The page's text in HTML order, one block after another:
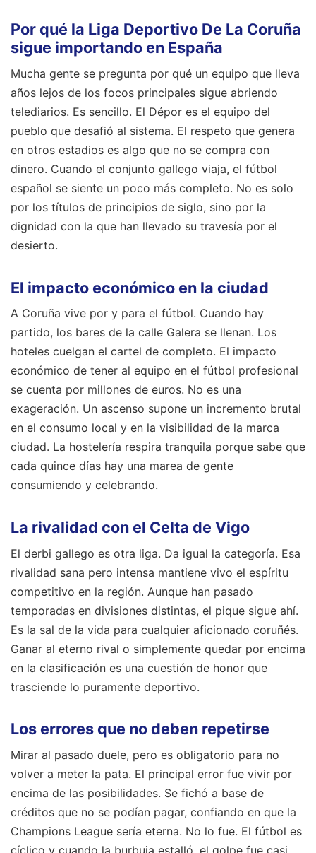
Por qué la Liga Deportivo De La Coruña
sigue importando en España
Mucha gente se pregunta por qué un equipo que lleva
años lejos de los focos principales sigue abriendo
telediarios. Es sencillo. El Dépor es el equipo del
pueblo que desafió al sistema. El respeto que genera
en otros estadios es algo que no se compra con
dinero. Cuando el conjunto gallego viaja, el fútbol
español se siente un poco más completo. No es solo
por los títulos de principios de siglo, sino por la
dignidad con la que han llevado su travesía por el
desierto.
El impacto económico en la ciudad
A Coruña vive por y para el fútbol. Cuando hay
partido, los bares de la calle Galera se llenan. Los
hoteles cuelgan el cartel de completo. El impacto
económico de tener al equipo en el fútbol profesional
se cuenta por millones de euros. No es una
exageración. Un ascenso supone un incremento brutal
en el consumo local y en la visibilidad de la marca
ciudad. La hostelería respira tranquila porque sabe que
cada quince días hay una marea de gente
consumiendo y celebrando.
La rivalidad con el Celta de Vigo
El derbi gallego es otra liga. Da igual la categoría. Esa
rivalidad sana pero intensa mantiene vivo el espíritu
competitivo en la región. Aunque han pasado
temporadas en divisiones distintas, el pique sigue ahí.
Es la sal de la vida para cualquier aficionado coruñés.
Ganar al eterno rival o simplemente quedar por encima
en la clasificación es una cuestión de honor que
trasciende lo puramente deportivo.
Los errores que no deben repetirse
Mirar al pasado duele, pero es obligatorio para no
volver a meter la pata. El principal error fue vivir por
encima de las posibilidades. Se fichó a base de
créditos que no se podían pagar, confiando en que la
Champions League sería eterna. No lo fue. El fútbol es
cíclico y cuando la burbuja estalló, el golpe fue casi